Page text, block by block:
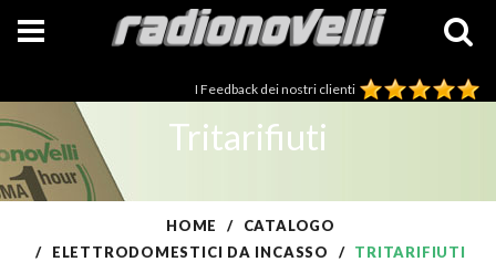
I Feedback dei nostri clienti
Tritarifiuti
HOME
CATALOGO
ELETTRODOMESTICI DA INCASSO
TRITARIFIUTI